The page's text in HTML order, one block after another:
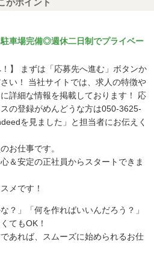
がポイント
車場完備◎週休二日制でプライベー
】 まずは「応募先へ進む」ボタンか
い！ 当社サイトでは、求人の特徴や
詳細な情報を掲載しております！ 応
の登録がめんどうな方は050-3625-
を見ました」と担当者にお伝えく
お仕事です。
＆安定の正社員からスタートできま
メです！
？」「何を作ればいいんだろう？」
てもOK！
あれば、スムーズに始められるお仕